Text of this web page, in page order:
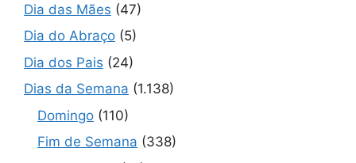
Dia das Mães (47)
Dia do Abraço (5)
Dia dos Pais (24)
Dias da Semana (1.138)
Domingo (110)
Fim de Semana (338)